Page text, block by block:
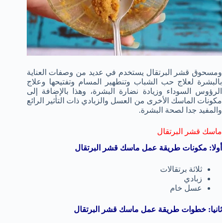
ومسحوق قشر البرتقال يستخدم في عديد من وصفات العناية
بالبشرة لعلاج حب الشباب وتنطهير المسام وتفتيحها وعلاج
الرؤوس السوداء وزيادة نضارة البشرة، وهذا بالإضافة إلى
مكونات الماسك الأخرى من العسل والزبادي ذات التأثير الرائع
والمفيد جدا لصحة البشرة.
ماسك قشر البرتقال
أولا: مكونات طريقة عمل ماسك قشر البرتقال
ثلاثة برتقالات
زبادي
عسل خام
ثانيا: خطوات طريقة عمل ماسك قشر البرتقال